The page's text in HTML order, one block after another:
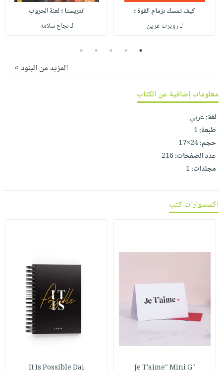
صابون
أطفال
مناسبات
فيديوهات
يتكرر
نيل
وفرات
كتابك
تواصل
معنا
كيف تمسك بزمام القوة ؛
لـ روبرت غرين
انتريستا ؛ لعنة الحروب
لـ نجاح سلامة
1
2
3
4
5
المزيد من البنود »
معلومات إضافية عن الكتاب
لغة:عربي
طبعة:1
حجم:24×17
عدد الصفحات:216
مجلدات:1
اكسسوارات كتب
"Je T'aime" Mini G
It Is Possible Dai